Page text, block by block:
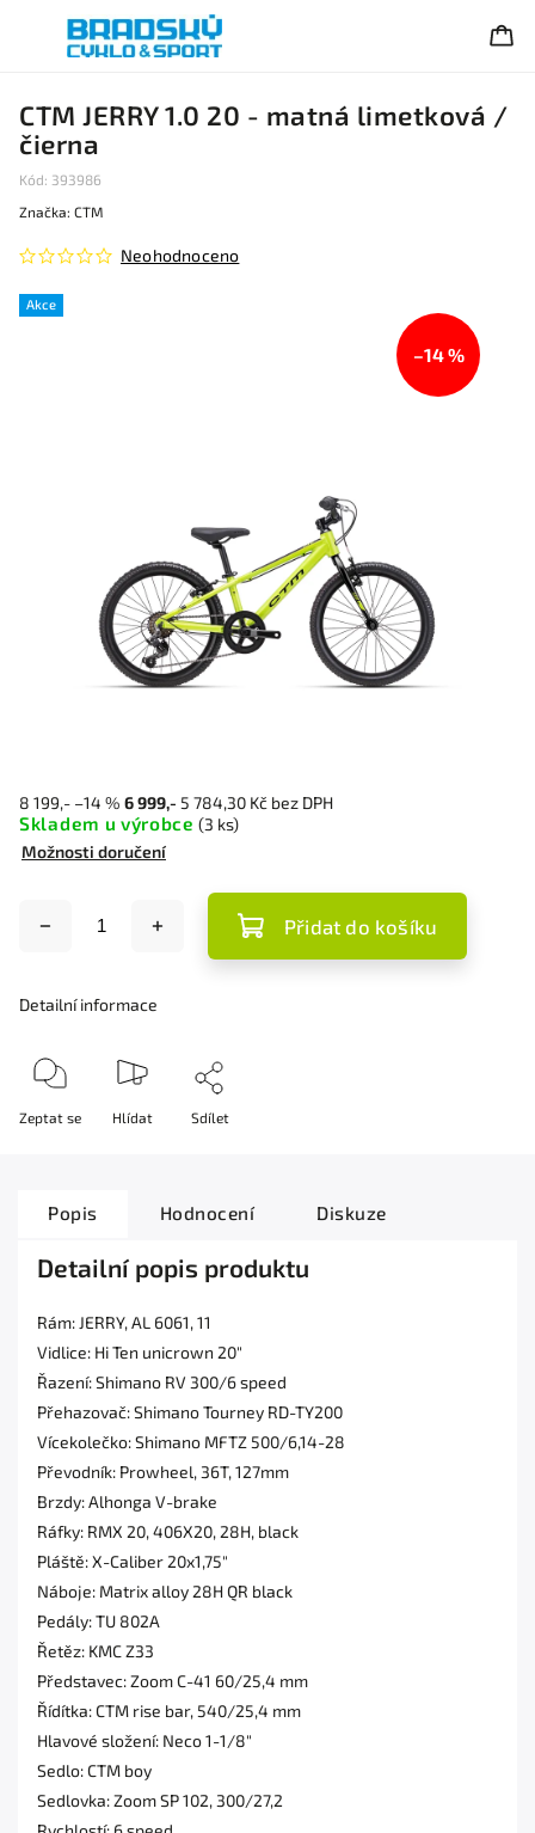
CTM JERRY 1.0 20 - matná limetková /
čierna
Kód: 393986
Akce
Neohodnoceno
Značka: CTM
–14 %
8 199,- –14 % 6 999,- 5 784,30 Kč bez DPH
Skladem u výrobce (3 ks)
Možnosti doručení
Přidat do košíku
Detailní informace
Zeptat se Hlídat Sdílet
Popis Hodnocení Diskuze
Detailní popis produktu
Rám: JERRY, AL 6061, 11
Vidlice: Hi Ten unicrown 20"
Řazení: Shimano RV 300/6 speed
Přehazovač: Shimano Tourney RD-TY200
Vícekolečko: Shimano MFTZ 500/6,14-28
Převodník: Prowheel, 36T, 127mm
Brzdy: Alhonga V-brake
Ráfky: RMX 20, 406X20, 28H, black
Pláště: X-Caliber 20x1,75"
Náboje: Matrix alloy 28H QR black
Pedály: TU 802A
Řetěz: KMC Z33
Představec: Zoom C-41 60/25,4 mm
Řídítka: CTM rise bar, 540/25,4 mm
Hlavové složení: Neco 1-1/8"
Sedlo: CTM boy
Sedlovka: Zoom SP 102, 300/27,2